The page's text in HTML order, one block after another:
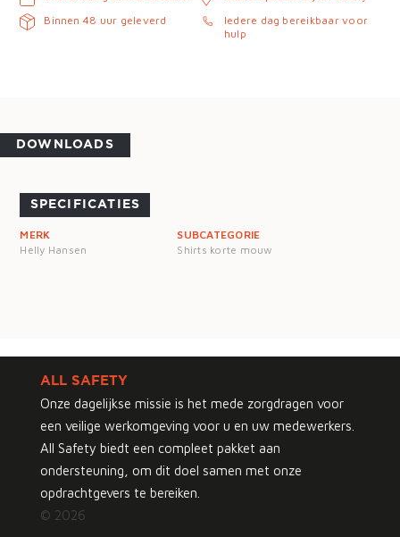
Binnen 48 uur geleverd
Iedere dag bereikbaar voor
hulp
DOWNLOADS
SPECIFICATIES
MERK
Helly Hansen
SUBCATEGORIE
Shirts korte mouw
ALL SAFETY
Onze dagelijkse missie is het mede zorgdragen voor
een veilige werkomgeving voor u en uw medewerkers.
All Safety biedt een compleet pakket aan
ondersteuning, om dit doel samen met onze
opdrachtgevers te bereiken.
© 2026